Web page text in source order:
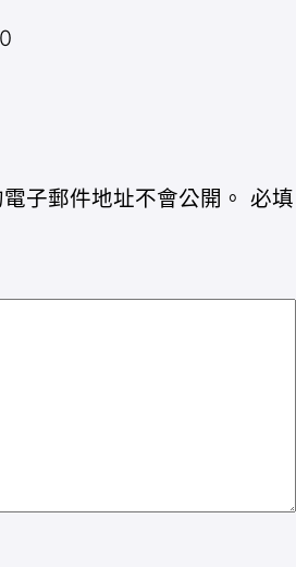
子郵件地址不會公開。 必填